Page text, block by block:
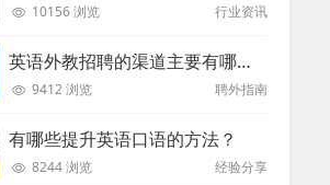
10156 浏览 行业资讯
英语外教招聘的渠道主要有哪些？
9412 浏览 聘外指南
有哪些提升英语口语的方法？
8244 浏览 经验分享